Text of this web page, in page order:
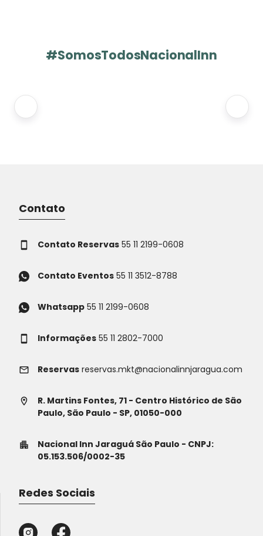
#SomosTodosNacionalInn
Contato
Contato Reservas 55 11 2199-0608
Contato Eventos 55 11 3512-8788
Whatsapp 55 11 2199-0608
Informações 55 11 2802-7000
Reservas reservas.mkt@nacionalinnjaragua.com
R. Martins Fontes, 71 - Centro Histórico de São
Paulo, São Paulo - SP, 01050-000
Nacional Inn Jaraguá São Paulo - CNPJ:
05.153.506/0002-35
Redes Sociais